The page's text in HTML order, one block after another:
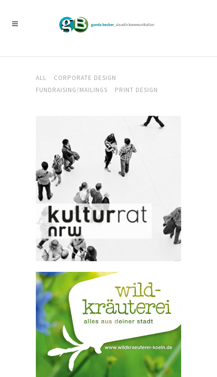
ALL
CORPORATE DESIGN
FUNDRAISING/MAILINGS
PRINT DESIGN